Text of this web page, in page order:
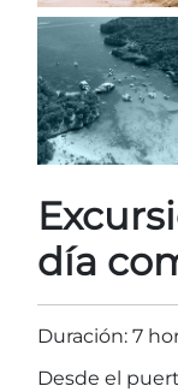
día
Duración: 7
Desde el